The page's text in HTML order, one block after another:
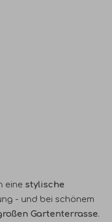
einestylische
- und bei schönem
Gartenterrasse.